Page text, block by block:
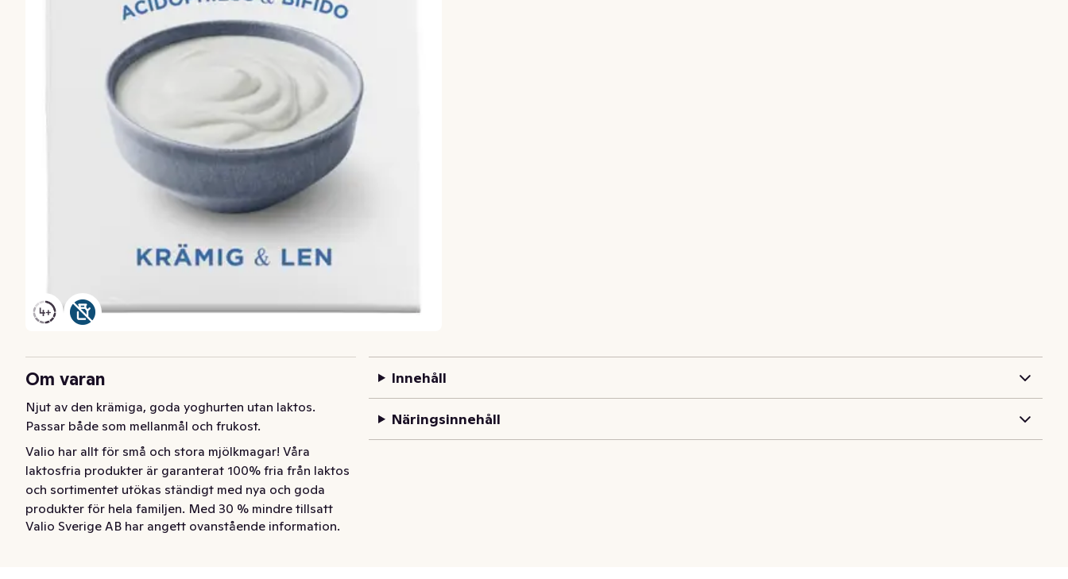
Om varan
Njut av den krämiga, goda yoghurten utan laktos.
Passar både som mellanmål och frukost.
Valio har allt för små och stora mjölkmagar! Våra
laktosfria produkter är garanterat 100% fria från laktos
och sortimentet utökas ständigt med nya och goda
produkter för hela familjen. Med 30 % mindre tillsatt
socker än i vanliga smaksatta yoghurtar. Njut av den
Valio Sverige AB har angett ovanstående information.
Innehåll
Näringsinnehåll